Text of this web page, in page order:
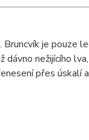
je pouze
dávno nežijícího
přes úskalí